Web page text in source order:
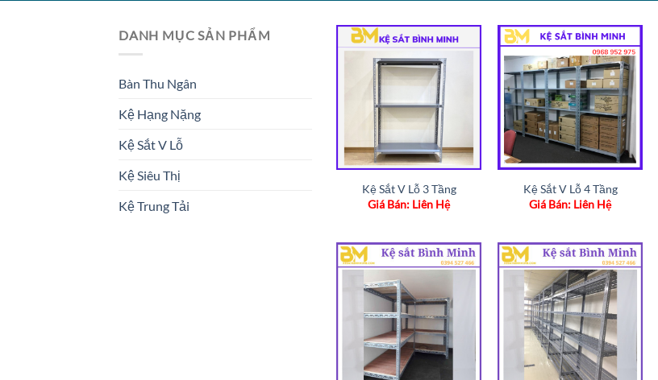
DANH MỤC SẢN PHẨM
Bàn Thu Ngân
Kệ Hạng Nặng
Kệ Sắt V Lỗ
Kệ Siêu Thị
Kệ Trung Tải
Add to
wishlist
Kệ Sắt V Lỗ 3 Tầng
Giá Bán: Liên Hệ
Add to
wishlist
Kệ Sắt V Lỗ 4 Tầng
Giá Bán: Liên Hệ
wishlist
Add to
wishlist